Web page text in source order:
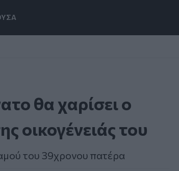
θα χαρίσει ο
οικογένειάς του
του 39χρονου πατέρα